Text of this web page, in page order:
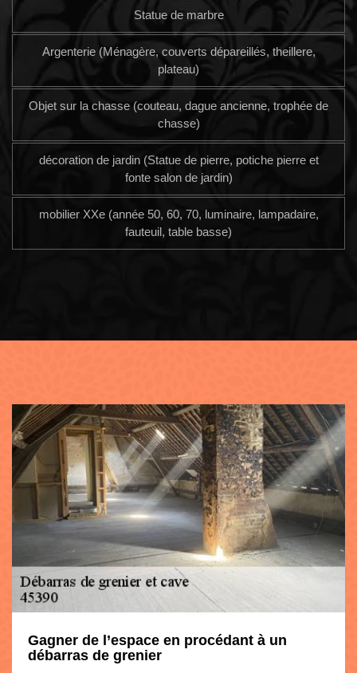
Statue de marbre
Argenterie (Ménagère, couverts dépareillés, theillere,
plateau)
Objet sur la chasse (couteau, dague ancienne, trophée de
chasse)
décoration de jardin (Statue de pierre, potiche pierre et
fonte salon de jardin)
mobilier XXe (année 50, 60, 70, luminaire, lampadaire,
fauteuil, table basse)
Gagner de l’espace en procédant à un
débarras de grenier